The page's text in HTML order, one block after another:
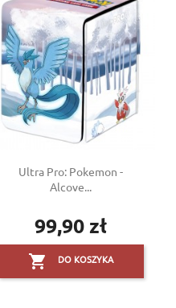
Ultra Pro: Pokemon -
Alcove...
Cena
99,90 zł
 DO KOSZYKA